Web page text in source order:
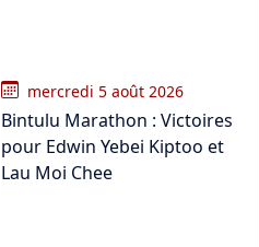
mercredi 5 août 2026
Bintulu Marathon : Victoires
pour Edwin Yebei Kiptoo et
Lau Moi Chee